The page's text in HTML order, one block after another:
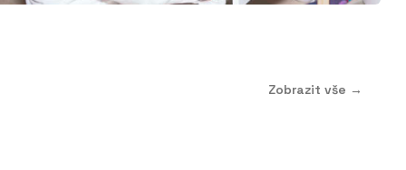
Zobrazit vše →